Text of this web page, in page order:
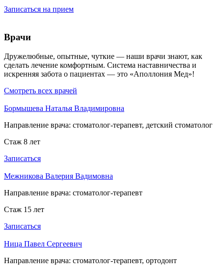
Записаться на прием
Врачи
Дружелюбные, опытные, чуткие — наши врачи знают, как
сделать лечение комфортным. Система наставничества и
искренняя забота о пациентах — это «Аполлония Мед»!
Смотреть всех врачей
Бормышева Наталья Владимировна
Направление врача: стоматолог-терапевт, детский стоматолог
Стаж 8 лет
Записаться
Межникова Валерия Вадимовна
Направление врача: стоматолог-терапевт
Стаж 15 лет
Записаться
Ница Павел Сергеевич
Направление врача: стоматолог-терапевт, ортодонт